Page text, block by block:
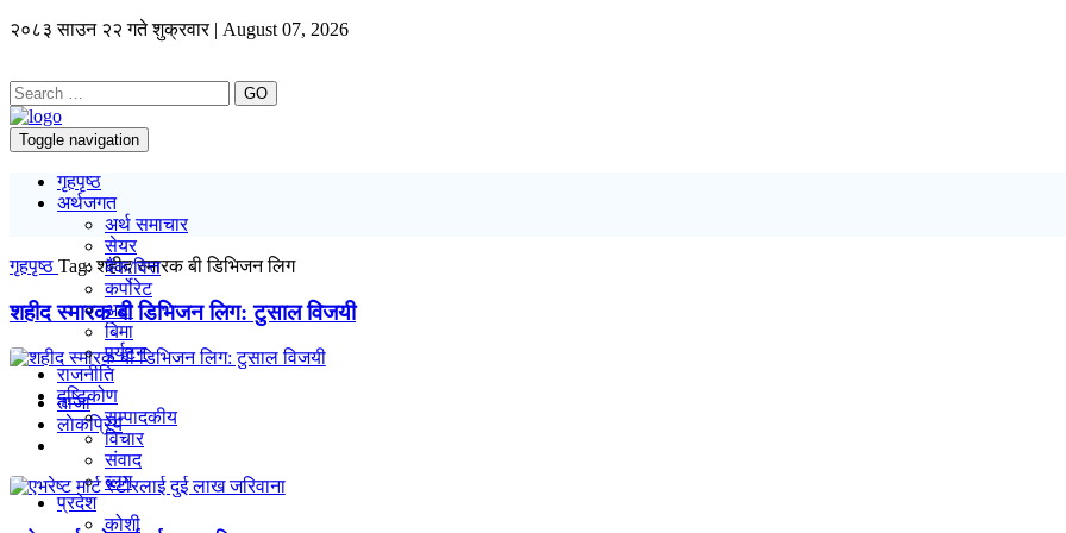
२०८३ साउन २२ गते शुक्रवार | August 07, 2026
GO
Toggle navigation
गृहपृष्ठ
अर्थजगत
अर्थ समाचार
सेयर
बैंक/वित्त
कर्पोरेट
अटो
बिमा
पर्यटन
राजनीति
दृष्टिकोण
सम्पादकीय
विचार
संवाद
ब्लग
प्रदेश
कोशी
गृहपृष्ठ Tag:शहीद स्मारक बी डिभिजन लिग
शहीद स्मारक बी डिभिजन लिग: टुसाल विजयी
ताजा
लाेकप्रिय